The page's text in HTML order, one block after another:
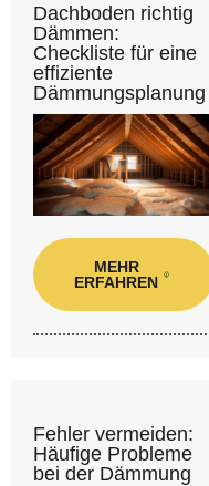
Dachboden richtig
Dämmen:
Checkliste für eine
effiziente
Dämmungsplanung
MEHR
ERFAHREN
Fehler vermeiden:
Häufige Probleme
bei der Dämmung